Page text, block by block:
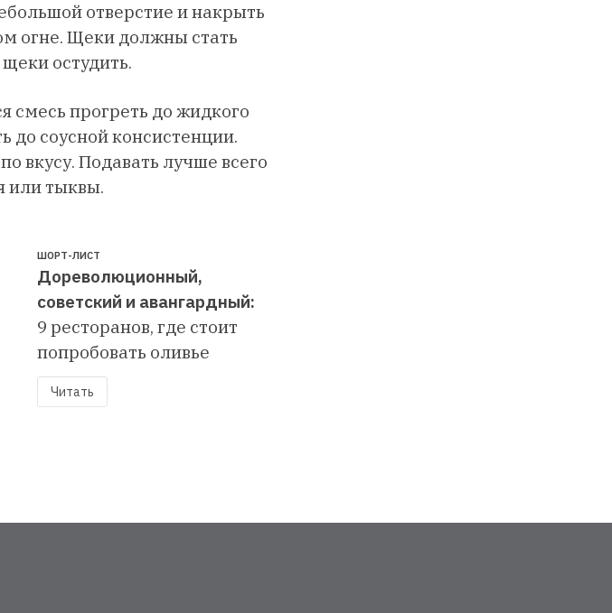
отверстие и накрыть
огне. Щеки должны стать
остудить.
смесь прогреть до жидкого
до соусной консистенции.
вкусу. Подавать лучше всего
или тыквы.
ШОРТ-ЛИСТ
Дореволюционный,
советский и авангардный:
9 ресторанов, где стоит
попробовать оливье
Читать